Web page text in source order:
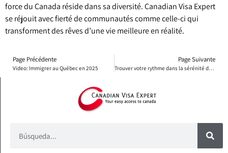
force du Canada réside dans sa diversité. Canadian Visa Expert
se réjouit avec fierté de communautés comme celle-ci qui
transforment des rêves d’une vie meilleure en réalité.
Page Précédente
Video: Immigrer au Québec en 2025
Page Suivante
Trouver votre rythme dans la sérénité du Canada